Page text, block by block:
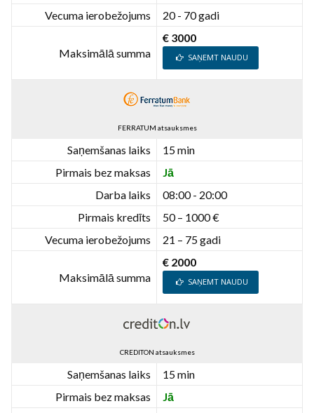
Vecuma ierobežojums
20 - 70 gadi
Maksimālā summa
€ 3000
SAŅEMT NAUDU
FERRATUM atsauksmes
Saņemšanas laiks
15 min
Pirmais bez maksas
Jā
Darba laiks
08:00 - 20:00
Pirmais kredīts
50 – 1000 €
Vecuma ierobežojums
21 – 75 gadi
Maksimālā summa
€ 2000
SAŅEMT NAUDU
CREDITON atsauksmes
Saņemšanas laiks
15 min
Pirmais bez maksas
Jā